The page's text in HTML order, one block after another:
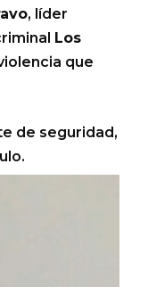
, líder
Los
que
de seguridad,